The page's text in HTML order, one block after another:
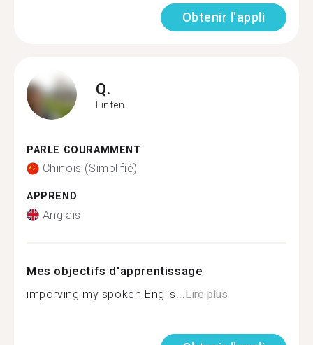
Obtenir l'appli
Q.
Linfen
PARLE COURAMMENT
Chinois (Simplifié)
APPREND
Anglais
Mes objectifs d'apprentissage
imporving my spoken Englis... Lire plus